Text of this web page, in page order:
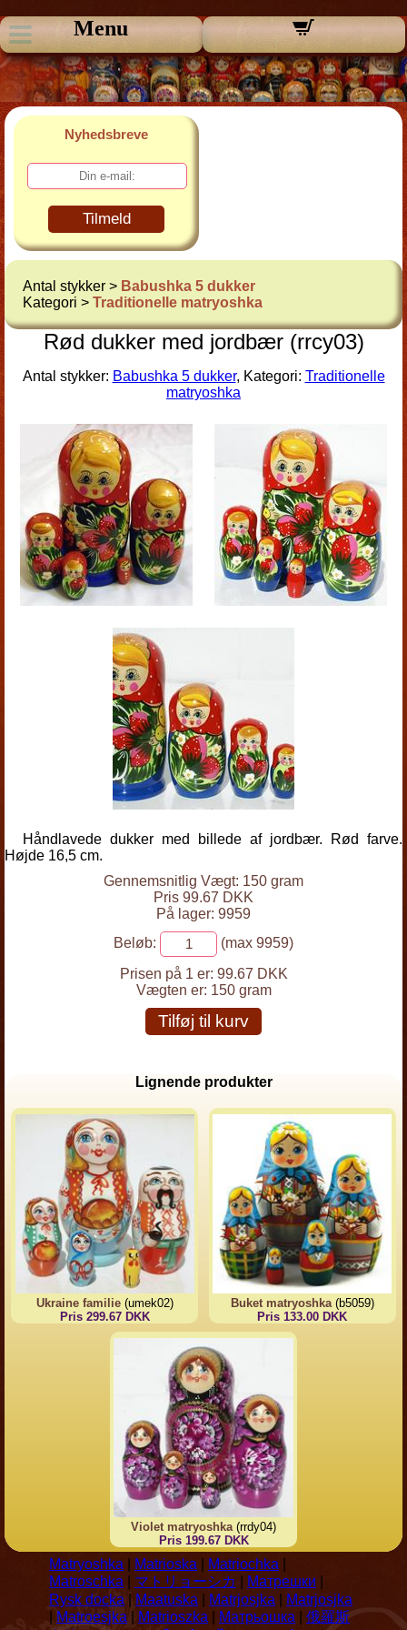
Menu
Nyhedsbreve
Tilmeld
Antal stykker > Babushka 5 dukker
Kategori > Traditionelle matryoshka
Rød dukker med jordbær (rrcy03)
Antal stykker: Babushka 5 dukker, Kategori: Traditionelle
matryoshka
Håndlavede dukker med billede af jordbær. Rød farve.
Højde 16,5 cm.
Gennemsnitlig Vægt: 150 gram
Pris 99.67 DKK
På lager: 9959
Beløb:
(max 9959)
Prisen på 1 er: 99.67 DKK
Vægten er: 150 gram
Tilføj til kurv
Lignende produkter
Ukraine familie(umek02)
Pris 299.67 DKK
Buket matryoshka(b5059)
Pris 133.00 DKK
Violet matryoshka(rrdy04)
Pris 199.67 DKK
Matryoshka Matrioska Matriochka
Matroschka
マトリョーシカ Матрешки
Rysk docka
Maatuska Matrjosjka
Matrjosjka
Matroesjka Matrioszka Матрьошка
俄羅斯